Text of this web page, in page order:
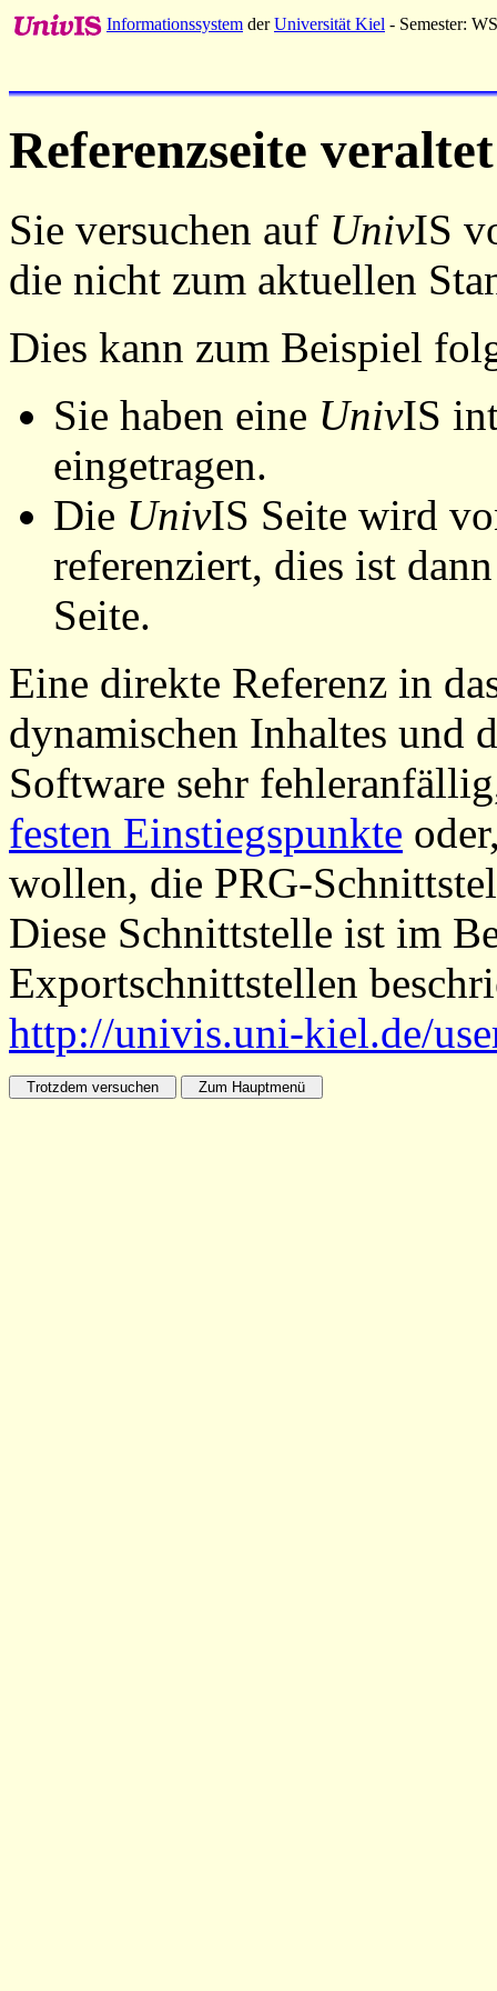
Informationssystem derUniversität Kiel - Semester:
Referenzseite veraltet
Sie versuchen auf UnivIS
die nicht zum aktuellen
Dies kann zum Beispiel
Sie haben eine UnivIS
eingetragen.
Die UnivIS Seite wird
referenziert, dies ist
Seite.
Eine direkte Referenz in
dynamischen Inhaltes und
Software sehr
festen Einstiegspunkte
wollen, die PRG-
Diese Schnittstelle ist im
Exportschnittstellen
http://univis.uni-kiel.de/